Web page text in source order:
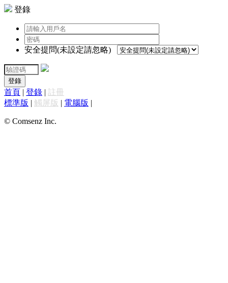
登錄
安全提問(未設定請忽略)
登錄
首頁 | 登錄 | 註冊
標準版 | 觸屏版 | 電腦版 |
© Comsenz Inc.